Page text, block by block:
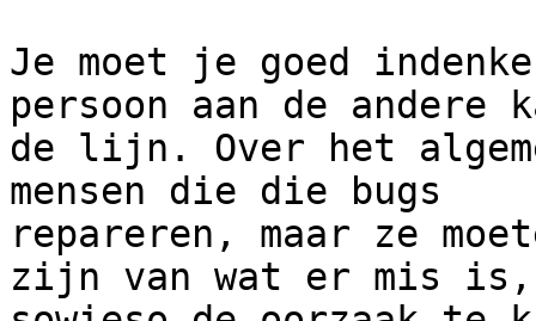
Je moet je goed
persoon aan de andere
de lijn. Over het
mensen die die bugs
repareren, maar ze
zijn van wat er mis